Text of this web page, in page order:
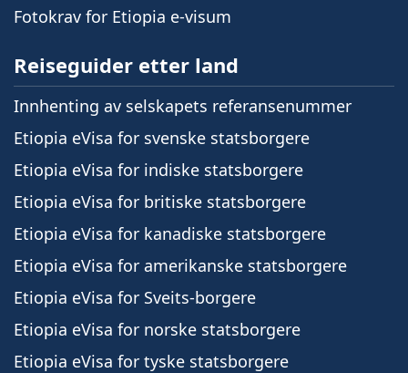
Fotokrav for Etiopia e-visum
Reiseguider etter land
Innhenting av selskapets referansenummer
Etiopia eVisa for svenske statsborgere
Etiopia eVisa for indiske statsborgere
Etiopia eVisa for britiske statsborgere
Etiopia eVisa for kanadiske statsborgere
Etiopia eVisa for amerikanske statsborgere
Etiopia eVisa for Sveits-borgere
Etiopia eVisa for norske statsborgere
Etiopia eVisa for tyske statsborgere